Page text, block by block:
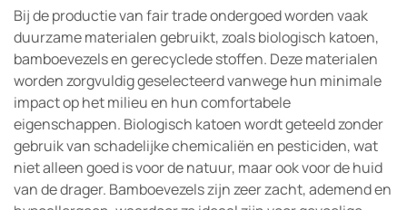
Bij de productie van fair trade ondergoed worden vaak
duurzame materialen gebruikt, zoals biologisch katoen,
bamboevezels en gerecyclede stoffen. Deze materialen
worden zorgvuldig geselecteerd vanwege hun minimale
impact op het milieu en hun comfortabele
eigenschappen. Biologisch katoen wordt geteeld zonder
gebruik van schadelijke chemicaliën en pesticiden, wat
niet alleen goed is voor de natuur, maar ook voor de huid
van de drager. Bamboevezels zijn zeer zacht, ademend en